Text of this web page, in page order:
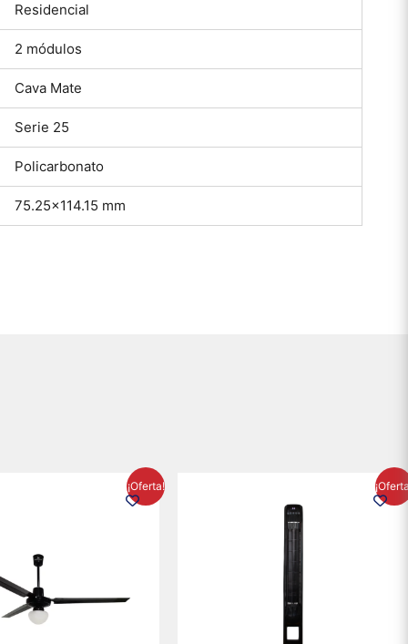
Residencial
2 módulos
Cava Mate
Serie 25
Policarbonato
75.25×114.15 mm
¡Oferta!
precio
actual
original
era:
$1,199.00.
precio
actual